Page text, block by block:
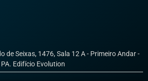
de Seixas, 1476, Sala 12 A - Primeiro Andar -
Edifício Evolution